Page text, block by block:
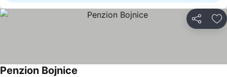
Zdieľať
Penzion Bojnice